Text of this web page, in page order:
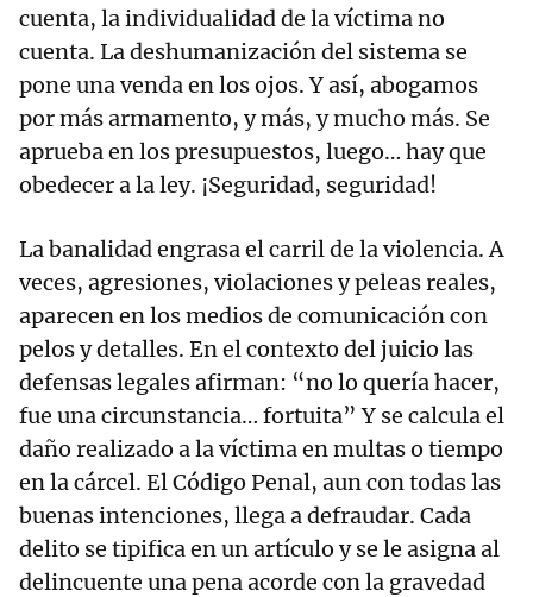
cuenta, la individualidad de la víctima no
cuenta. La deshumanización del sistema se
pone una venda en los ojos. Y así, abogamos
por más armamento, y más, y mucho más. Se
aprueba en los presupuestos, luego… hay que
obedecer a la ley. ¡Seguridad, seguridad!
La banalidad engrasa el carril de la violencia. A
veces, agresiones, violaciones y peleas reales,
aparecen en los medios de comunicación con
pelos y detalles. En el contexto del juicio las
defensas legales afirman: “no lo quería hacer,
fue una circunstancia… fortuita” Y se calcula el
daño realizado a la víctima en multas o tiempo
en la cárcel. El Código Penal, aun con todas las
buenas intenciones, llega a defraudar. Cada
delito se tipifica en un artículo y se le asigna al
delincuente una pena acorde con la gravedad